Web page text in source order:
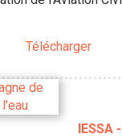
Télécharger
IESSA